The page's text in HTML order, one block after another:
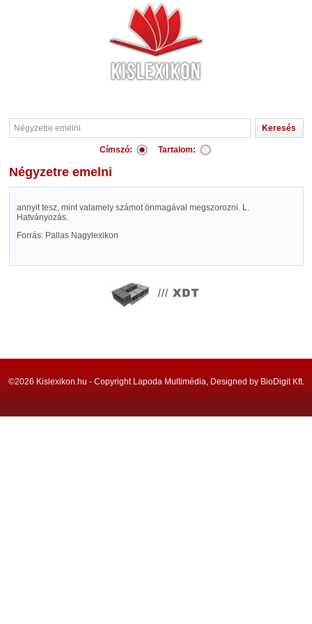
Címszó: Tartalom:
Négyzetre emelni
annyit tesz, mint valamely számot önmagával megszorozni. L.
Hatványozás.
Forrás: Pallas Nagylexikon
©2026 Kislexikon.hu - Copyright Lapoda Multimédia, Designed by BioDigit Kft.